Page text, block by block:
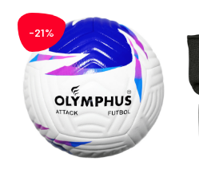
-21%